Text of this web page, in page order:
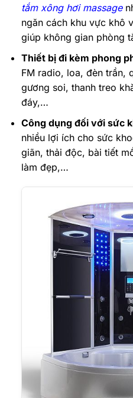
tắm xông hơi massage
ngăn cách khu vực khô
giúp không gian phòng
Thiết bị đi kèm phong
FM radio, loa, đèn trần,
gương soi, thanh treo
đáy,…
Công dụng đối với sức
nhiều lợi ích cho sức
giãn, thải độc, bài tiết
làm đẹp,…